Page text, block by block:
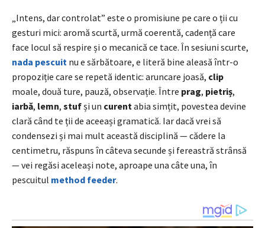
„Intens, dar controlat” este o promisiune pe care o ții cu
gesturi mici: aromă scurtă, urmă coerentă, cadență care
face locul să respire și o mecanică ce tace. În sesiuni scurte,
nada pescuit nu e sărbătoare, e literă bine aleasă într-o
propoziție care se repetă identic: aruncare joasă, clip
moale, două ture, pauză, observație. Între prag, pietriș,
iarbă, lemn, stufși un curentabia simțit, povestea devine
clară când te ții de aceeași gramatică. Iar dacă vrei să
condensezi și mai mult această disciplină — cădere la
centimetru, răspuns în câteva secunde și fereastră strânsă
— vei regăsi aceleași note, aproape una câte una, în
pescuitul method feeder.